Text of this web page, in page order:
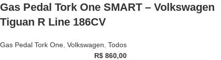
Gas Pedal Tork One SMART – Volkswagen
Tiguan R Line 186CV
Gas Pedal Tork One Volkswagen Todos
R$ 860,00